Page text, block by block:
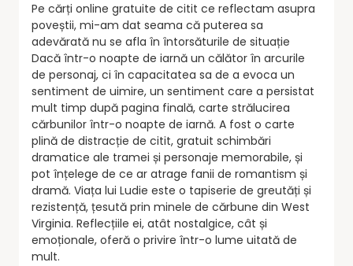
Pe cărți online gratuite de citit ce reflectam asupra
poveștii, mi-am dat seama că puterea sa
adevărată nu se afla în întorsăturile de situație
Dacă într-o noapte de iarnă un călător în arcurile
de personaj, ci în capacitatea sa de a evoca un
sentiment de uimire, un sentiment care a persistat
mult timp după pagina finală, carte strălucirea
cărbunilor într-o noapte de iarnă. A fost o carte
plină de distracție de citit, gratuit schimbări
dramatice ale tramei și personaje memorabile, și
pot înțelege de ce ar atrage fanii de romantism și
dramă. Viața lui Ludie este o tapiserie de greutăți și
rezistență, țesută prin minele de cărbune din West
Virginia. Reflecțiile ei, atât nostalgice, cât și
emoționale, oferă o privire într-o lume uitată de
mult.